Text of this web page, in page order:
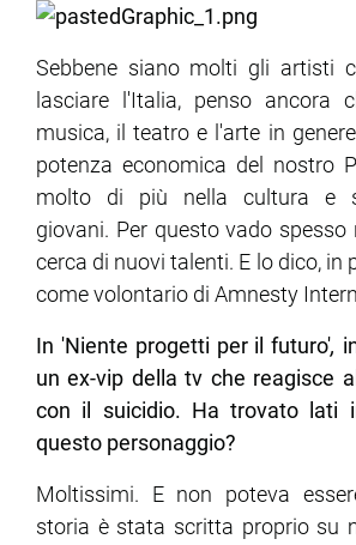
Sebbene siano molti gli artisti
lasciare l'Italia, penso ancora
musica, il teatro e l'arte in
potenza economica del nostro
molto di più nella cultura e
giovani. Per questo vado
cerca di nuovi talenti. E lo dico, in
come volontario di Amnesty
In 'Niente progetti per il futuro',
un ex-vip della tv che reagisce
con il suicidio. Ha trovato lati
questo personaggio?
Moltissimi. E non poteva
storia è stata scritta proprio su